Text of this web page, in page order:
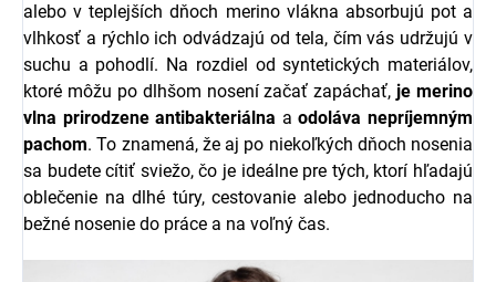
alebo v teplejších dňoch merino vlákna absorbujú pot a
vlhkosť a rýchlo ich odvádzajú od tela, čím vás udržujú v
suchu a pohodlí. Na rozdiel od syntetických materiálov,
ktoré môžu po dlhšom nosení začať zapáchať,je merino
vlna prirodzene antibakteriálna aodoláva nepríjemným
pachom. To znamená, že aj po niekoľkých dňoch nosenia
sa budete cítiť sviežo, čo je ideálne pre tých, ktorí hľadajú
oblečenie na dlhé túry, cestovanie alebo jednoducho na
bežné nosenie do práce a na voľný čas.